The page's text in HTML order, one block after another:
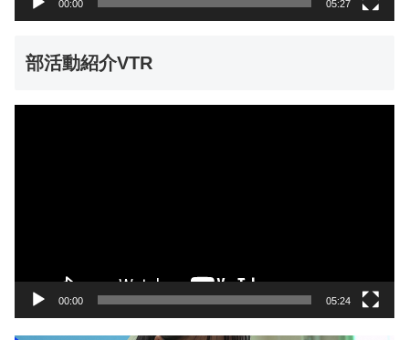
00:00 05:27
部活動紹介VTR
00:00 05:24